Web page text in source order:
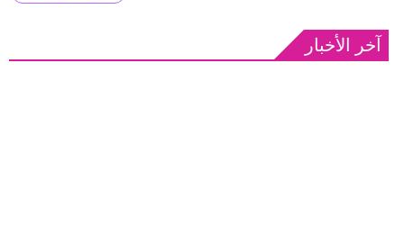
آخر الأخبار